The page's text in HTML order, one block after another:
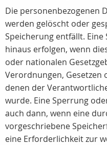
Die personenbezogenen
werden gelöscht oder
Speicherung entfällt.
hinaus erfolgen, wenn
oder nationalen
Verordnungen, Gesetzen
denen der
wurde. Eine Sperrung
auch dann, wenn eine
vorgeschriebene
eine Erforderlichkeit zur